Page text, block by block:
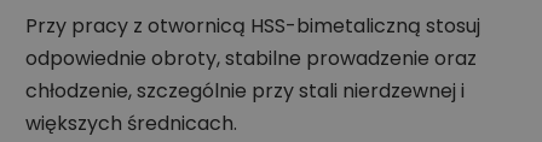
Przy pracy z otwornicą HSS-bimetaliczną stosuj
odpowiednie obroty, stabilne prowadzenie oraz
chłodzenie, szczególnie przy stali nierdzewnej i
większych średnicach.